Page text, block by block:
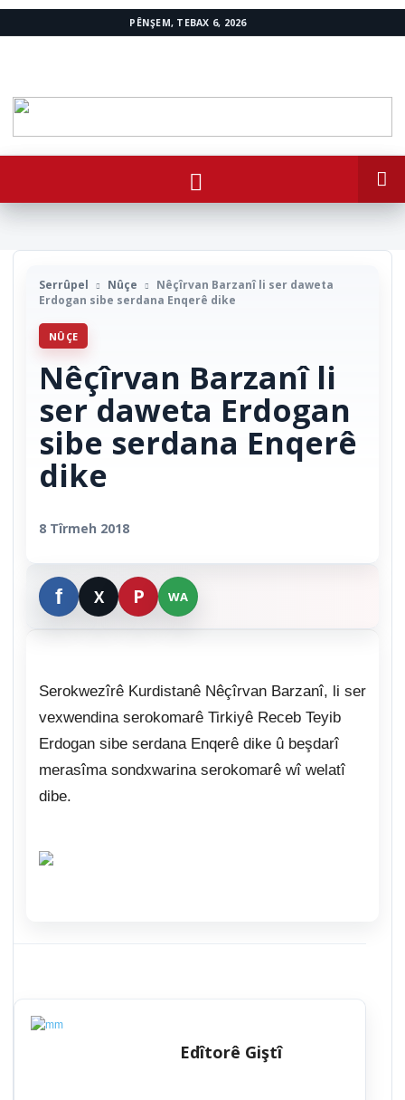
PÊNŞEM, TEBAX 6, 2026
Serrûpel Nûçe
Nêçîrvan Barzanî li ser daweta
Erdogan sibe serdana Enqerê dike
NÛÇE
Nêçîrvan Barzanî li
ser daweta Erdogan
sibe serdana Enqerê
dike
8 Tîrmeh 2018
Serokwezîrê Kurdistanê Nêçîrvan Barzanî, li ser
vexwendina serokomarê Tirkiyê Receb Teyib
Erdogan sibe serdana Enqerê dike û beşdarî
merasîma sondxwarina serokomarê wî welatî
dibe.
Edîtorê Giştî